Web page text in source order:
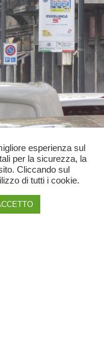
esperienza sul
per la sicurezza, la
Cliccando sul
di tutti i cookie.